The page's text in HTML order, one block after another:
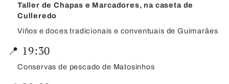
Taller de Chapas e Marcadores, na caseta de
Culleredo
Viños e doces tradicionais e conventuais de Guimarães
📍 19:30
Conservas de pescado de Matosinhos